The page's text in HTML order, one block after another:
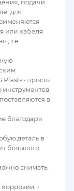
подачи
для
или кабеля
т.е.
• просты
инструментов
в
благодаря
деталь в
большого
снимать
коррозии; •